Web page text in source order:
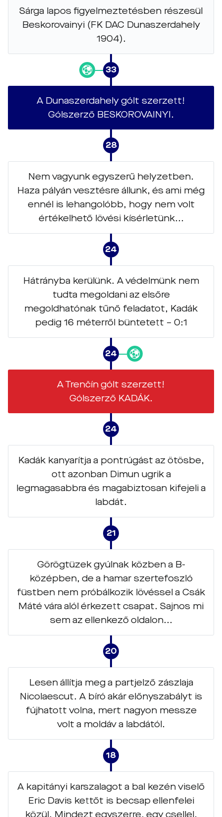
Sárga lapos figyelmeztetésben részesül
Beskorovainyi (FK DAC Dunaszerdahely
1904).
33
A Dunaszerdahely gólt szerzett!
Gólszerző BESKOROVAINYI.
28
Nem vagyunk egyszerű helyzetben.
Haza pályán vesztésre állunk, és ami még
ennél is lehangolóbb, hogy nem volt
értékelhető lövési kísérletünk...
24
Hátrányba kerülünk. A védelmünk nem
tudta megoldani az elsőre
megoldhatónak tűnő feladatot, Kadák
pedig 16 méterről büntetett – 0:1
24
A Trenčín gólt szerzett!
Gólszerző KADÁK.
24
Kadák kanyarítja a pontrúgást az ötösbe,
ott azonban Dimun ugrik a
legmagasabbra és magabiztosan kifejeli a
labdát.
21
Görögtüzek gyúlnak közben a B-
középben, de a hamar szertefoszló
füstben nem próbálkozik lövéssel a Csák
Máté vára alól érkezett csapat. Sajnos mi
sem az ellenkező oldalon...
20
Lesen állítja meg a partjelző zászlaja
Nicolaescut. A bíró akár előnyszabályt is
fújhatott volna, mert nagyon messze
volt a moldáv a labdától.
18
A kapitányi karszalagot a bal kezén viselő
Eric Davis kettőt is becsap ellenfelei
közül. Mindezt egyszerre, egy csellel.